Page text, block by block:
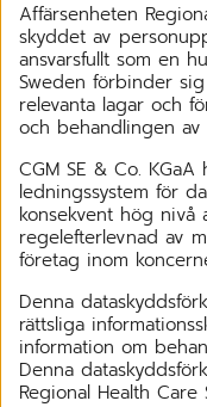
Affärsenheten
skyddet av
ansvarsfullt som en
Sweden förbinder
relevanta lagar och
och behandlingen
CGM SE & Co.
ledningssystem för
konsekvent hög
regelefterlevnad av
företag inom
Denna
rättsliga
information om
Denna
Regional Health